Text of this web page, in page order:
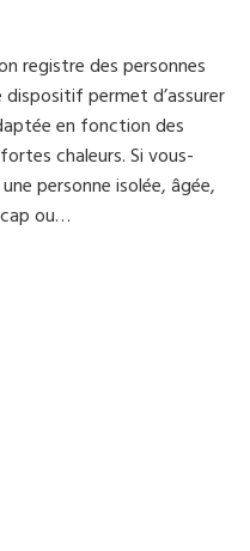
registre des personnes
dispositif permet d’assurer
en fonction des
chaleurs. Si vous-
personne isolée, âgée,
ou…